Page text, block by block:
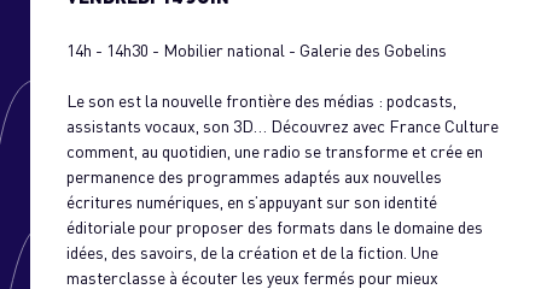
14h - 14h30 - Mobilier national - Galerie des Gobelins
Le son est la nouvelle frontière des médias : podcasts,
assistants vocaux, son 3D… Découvrez avec France Culture
comment, au quotidien, une radio se transforme et crée en
permanence des programmes adaptés aux nouvelles
écritures numériques, en s’appuyant sur son identité
éditoriale pour proposer des formats dans le domaine des
idées, des savoirs, de la création et de la fiction. Une
masterclasse à écouter les yeux fermés pour mieux